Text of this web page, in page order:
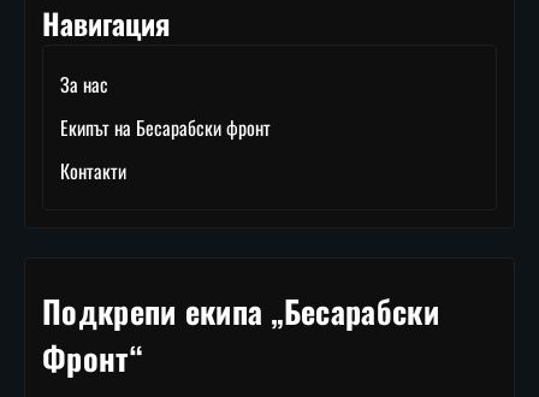
Навигация
За нас
Екипът на Бесарабски фронт
Контакти
Подкрепи екипа „Бесарабски
Фронт“